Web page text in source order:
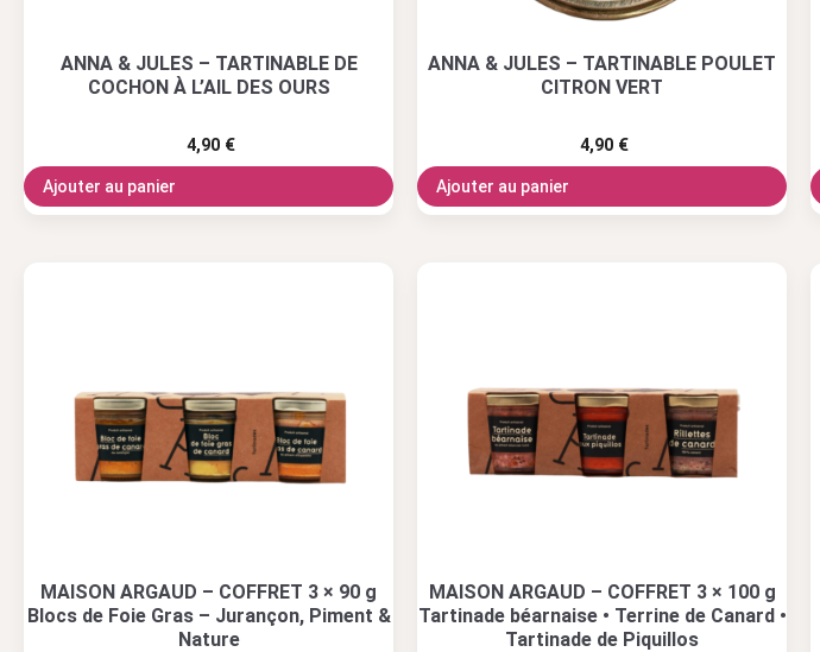
ANNA & JULES – TARTINABLE DE
COCHON À L’AIL DES OURS
4,90 €
Ajouter au panier
ANNA & JULES – TARTINABLE POULET
CITRON VERT
4,90 €
Ajouter au panier
MAISON ARGAUD – COFFRET 3 × 90 g
Blocs de Foie Gras – Jurançon, Piment &
Nature
MAISON ARGAUD – COFFRET 3 × 100 g
Tartinade béarnaise • Terrine de Canard •
Tartinade de Piquillos